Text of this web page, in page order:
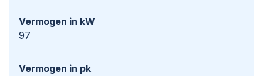
Vermogen in kW
97
Vermogen in pk